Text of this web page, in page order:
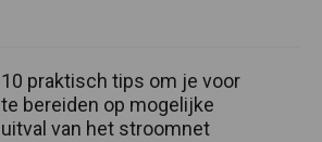
10 praktisch tips om je voor
te bereiden op mogelijke
uitval van het stroomnet